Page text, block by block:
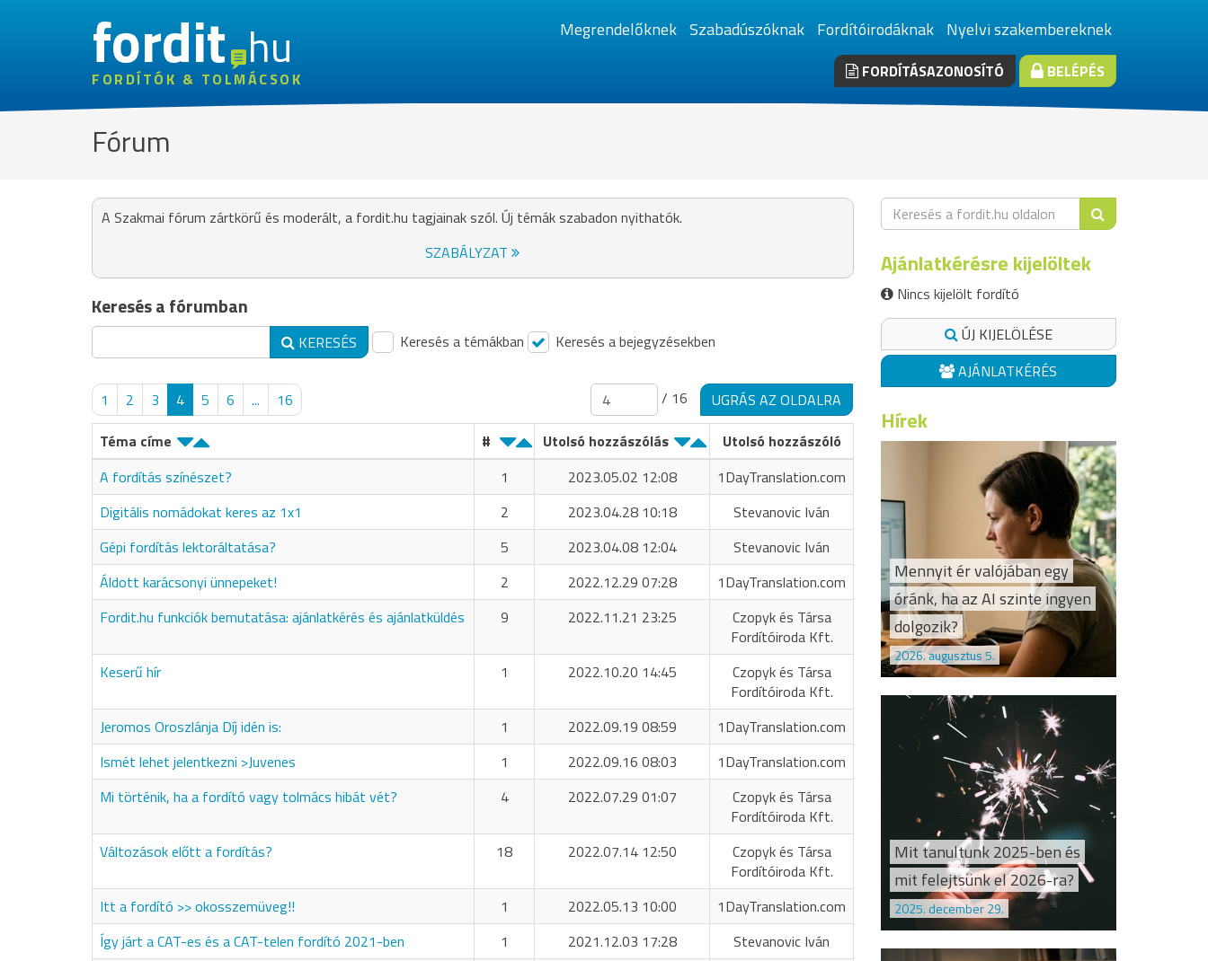
fordithu
FORDÍTÓK & TOLMÁCSOK
Megrendelőknek Szabadúszóknak Fordítóirodáknak Nyelvi szakembereknek
FORDÍTÁSAZONOSÍTÓ BELÉPÉS
Fórum
A Szakmai fórum zártkörű és moderált, a fordit.hu tagjainak szól. Új témák szabadon nyithatók.
SZABÁLYZAT
Keresés a fórumban
KERESÉS Keresés a témákban Keresés a bejegyzésekben
1 2 3 4 5 6 ... 16 / 16
UGRÁS AZ OLDALRA
Téma címe
# Utolsó hozzászólás
Utolsó hozzászóló
A fordítás színészet?
1 2023.05.02 12:08
1DayTranslation.com
Digitális nomádokat keres az 1x1
2 2023.04.28 10:18
Stevanovic Iván
Gépi fordítás lektoráltatása?
5 2023.04.08 12:04
Stevanovic Iván
Áldott karácsonyi ünnepeket!
2 2022.12.29 07:28
1DayTranslation.com
Fordit.hu funkciók bemutatása: ajánlatkérés és ajánlatküldés
9 2022.11.21 23:25
Czopyk és Társa
Fordítóiroda Kft.
Keserű hír
1 2022.10.20 14:45
Czopyk és Társa
Fordítóiroda Kft.
Jeromos Oroszlánja Díj idén is:
1 2022.09.19 08:59
1DayTranslation.com
Ismét lehet jelentkezni >Juvenes
1 2022.09.16 08:03
1DayTranslation.com
Mi történik, ha a fordító vagy tolmács hibát vét?
4 2022.07.29 01:07
Czopyk és Társa
Fordítóiroda Kft.
Változások előtt a fordítás?
18 2022.07.14 12:50
Czopyk és Társa
Fordítóiroda Kft.
Itt a fordító >> okosszemüveg!!
1 2022.05.13 10:00
1DayTranslation.com
Így járt a CAT-es és a CAT-telen fordító 2021-ben
1 2021.12.03 17:28
Stevanovic Iván
Ajánlatkérésre kijelöltek
Nincs kijelölt fordító
ÚJ KIJELÖLÉSE
AJÁNLATKÉRÉS
Hírek
Mennyit ér valójában egy
óránk, ha az AI szinte ingyen
dolgozik?
2026. augusztus 5.
Mit tanultunk 2025-ben és
mit felejtsünk el 2026-ra?
2025. december 29.